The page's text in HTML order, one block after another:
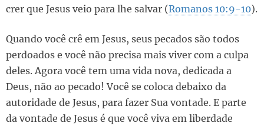
crer que Jesus veio para lhe salvar (Romanos 10:9-10).
Quando você crê em Jesus, seus pecados são todos
perdoados e você não precisa mais viver com a culpa
deles. Agora você tem uma vida nova, dedicada a
Deus, não ao pecado! Você se coloca debaixo da
autoridade de Jesus, para fazer Sua vontade. E parte
da vontade de Jesus é que você viva em liberdade